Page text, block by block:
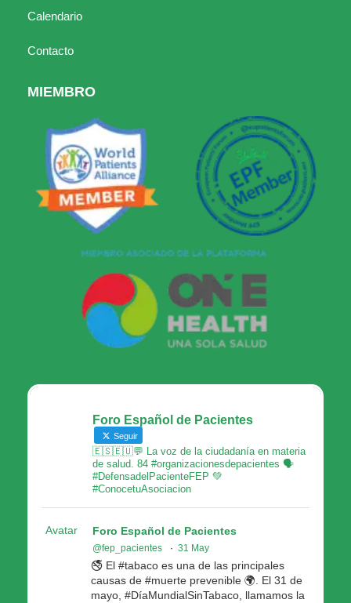
Calendario
Contacto
MIEMBRO
Foro Español de Pacientes
Seguir
🇪🇸🇪🇺💬 La voz de la ciudadanía en materia
de salud. 84 #organizacionesdepacientes 🗣
#DefensadelPacienteFEP 💚
#ConocetuAsociacion
Avatar Foro Español de Pacientes
@fep_pacientes · 31 May
🚭 El #tabaco es una de las principales
causas de #muerte prevenible 🌍. El 31 de
mayo, #DíaMundialSinTabaco, llamamos la